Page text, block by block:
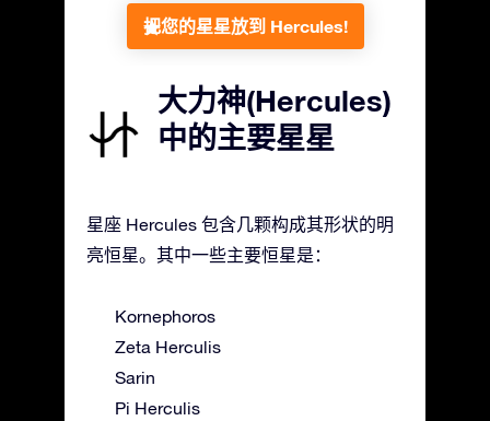
把您的星星放到 Hercules!
大力神(Hercules)
中的主要星星
星座 Hercules 包含几颗构成其形状的明
亮恒星。其中一些主要恒星是：
Kornephoros
Zeta Herculis
Sarin
Pi Herculis